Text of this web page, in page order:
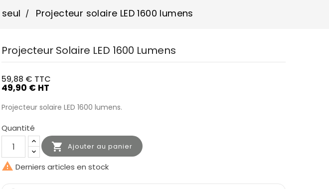
Projecteur solaire LED 1600 lumens
Projecteur Solaire LED 1600 Lumens
59,88 € TTC
49,90 € HT
Projecteur solaire LED 1600 lumens.
Quantité
 Ajouter au panier
 Derniers articles en stock